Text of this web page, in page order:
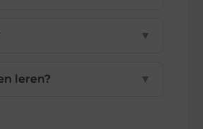
▼
leren? ▼